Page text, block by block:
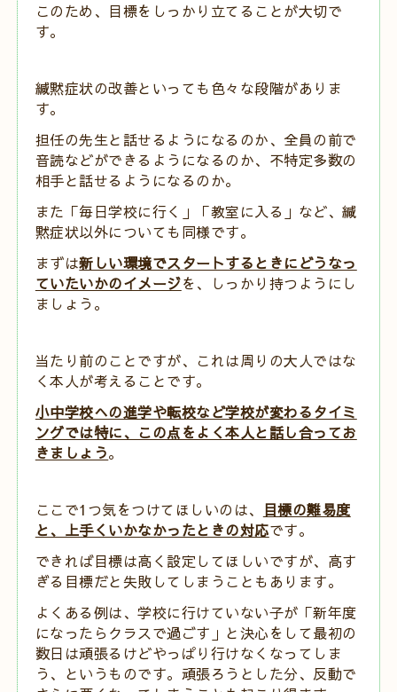
このため、目標をしっかり立てることが大切で
す。
緘黙症状の改善といっても色々な段階がありま
す。
担任の先生と話せるようになるのか、全員の前で
音読などができるようになるのか、不特定多数の
相手と話せるようになるのか。
また「毎日学校に行く」「教室に入る」など、緘
黙症状以外についても同様です。
まずは新しい環境でスタートするときにどうなっ
ていたいかのイメージを、しっかり持つようにし
ましょう。
当たり前のことですが、これは周りの大人ではな
く本人が考えることです。
小中学校への進学や転校など学校が変わるタイミ
ングでは特に、この点をよく本人と話し合ってお
きましょう。
ここで1つ気をつけてほしいのは、
目標の難易度
と、上手くいかなかったときの対応です。
できれば目標は高く設定してほしいですが、高す
ぎる目標だと失敗してしまうこともあります。
よくある例は、学校に行けていない子が「新年度
になったらクラスで過ごす」と決心をして最初の
数日は頑張るけどやっぱり行けなくなってしま
う、というものです。 頑張ろうとした分、反動で